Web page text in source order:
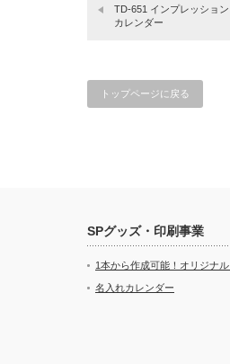
TD-651 インプレッショ
カレンダー
トップページに戻る
SPグッズ・印刷事業
1本から作成可能！オリジナ
名入れカレンダー